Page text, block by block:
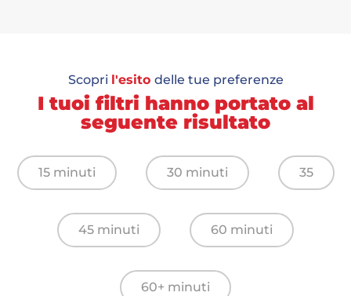
Scopri l'esito delle tue preferenze
I tuoi filtri hanno portato al
seguente risultato
15 minuti 30 minuti 35
45 minuti 60 minuti
60+ minuti